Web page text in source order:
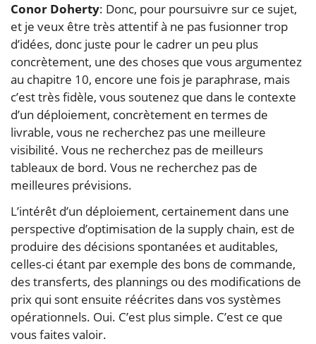
Conor Doherty: Donc, pour poursuivre sur ce sujet,
et je veux être très attentif à ne pas fusionner trop
d’idées, donc juste pour le cadrer un peu plus
concrètement, une des choses que vous argumentez
au chapitre 10, encore une fois je paraphrase, mais
c’est très fidèle, vous soutenez que dans le contexte
d’un déploiement, concrètement en termes de
livrable, vous ne recherchez pas une meilleure
visibilité. Vous ne recherchez pas de meilleurs
tableaux de bord. Vous ne recherchez pas de
meilleures prévisions.
L’intérêt d’un déploiement, certainement dans une
perspective d’optimisation de la supply chain, est de
produire des décisions spontanées et auditables,
celles-ci étant par exemple des bons de commande,
des transferts, des plannings ou des modifications de
prix qui sont ensuite réécrites dans vos systèmes
opérationnels. Oui. C’est plus simple. C’est ce que
vous faites valoir.